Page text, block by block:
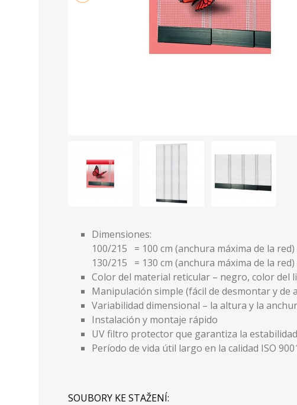
Dimensiones:
100/215 = 100 cm (anchura máxima de la
130/215 = 130 cm (anchura máxima de la
Color del material reticular – negro, color del
Manipulación simple (fácil de desmontar y de
Variabilidad dimensional – la altura y la
Instalación y montaje rápido
UV filtro protector que garantiza la
Período de vida útil largo en la calidad ISO
SOUBORY KE STAŽENÍ: